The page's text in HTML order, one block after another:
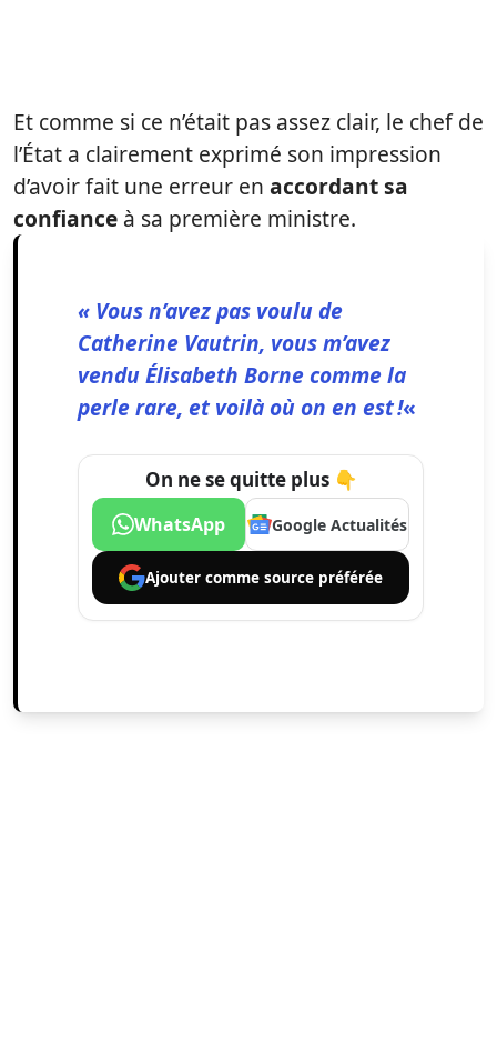
Et comme si ce n’était pas assez clair, le chef de
l’État a clairement exprimé son impression
d’avoir fait une erreur en accordant sa
confiance à sa première ministre.
« Vous n’avez pas voulu de
Catherine Vautrin, vous m’avez
vendu Élisabeth Borne comme la
perle rare, et voilà où on en est !«
On ne se quitte plus 👇
WhatsApp Google Actualités
Ajouter comme source préférée